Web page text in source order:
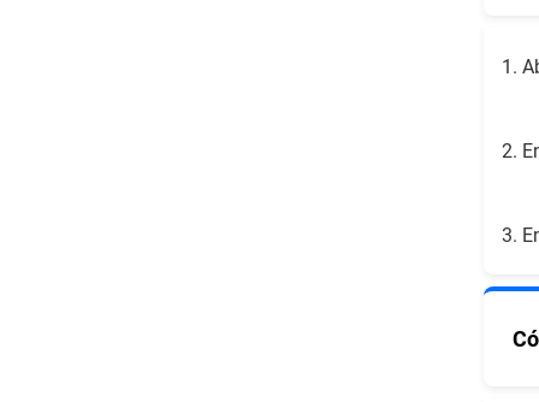
1.
2.
3.